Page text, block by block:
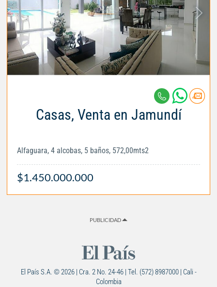
Casas, Venta en Jamundí
Alfaguara, 4 alcobas, 5 baños, 572,00mts2
$1.450.000.000
PUBLICIDAD
El País S.A. © 2026 | Cra. 2 No. 24-46 | Tel. (572) 8987000 | Cali -
Colombia